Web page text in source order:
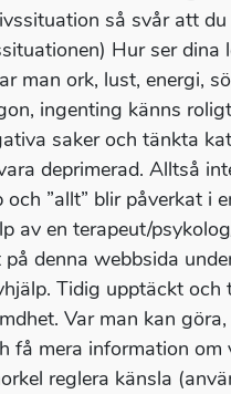
så svår att
Hur ser dina
man ork, lust, energi,
ingenting känns
saker och tänkta
deprimerad. Alltså
”allt” blir påverkat i
av en terapeut/
denna webbsida
Tidig upptäckt
Var man kan
få mera information om
reglera känsla